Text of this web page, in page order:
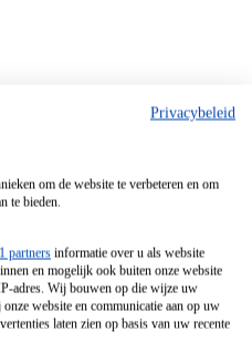
Privacybeleid
om de website te verbeteren en om
te bieden.
partners informatie over u als website
en mogelijk ook buiten onze website
adres. Wij bouwen op die wijze uw
website en communicatie aan op uw
laten zien op basis van uw recente